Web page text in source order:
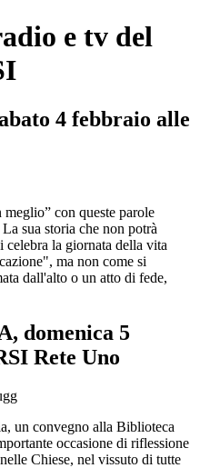
e tv del
4 febbraio alle
con queste parole
sua storia che non potrà
la giornata della vita
ma non come si
dall'alto o un atto di fede,
domenica 5
Rete Uno
un convegno alla Biblioteca
occasione di riflessione
Chiese, nel vissuto di tutte